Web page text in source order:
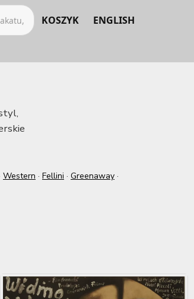
KOSZYK ENGLISH
Western · Fellini · Greenaway ·